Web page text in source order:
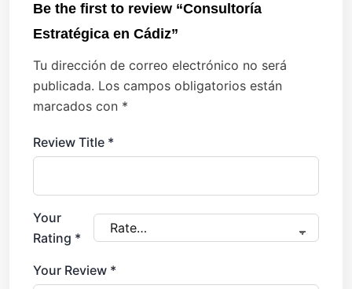
Be the first to review “Consultoría
Estratégica en Cádiz”
Tu dirección de correo electrónico no será
publicada. Los campos obligatorios están
marcados con *
Review Title *
Your
Rating *
Your Review *